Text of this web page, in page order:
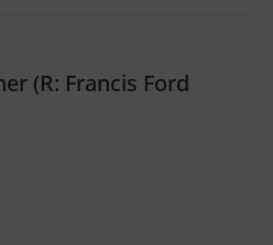
(R: Francis Ford